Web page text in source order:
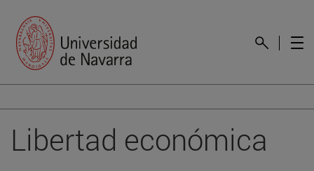
Libertad económica